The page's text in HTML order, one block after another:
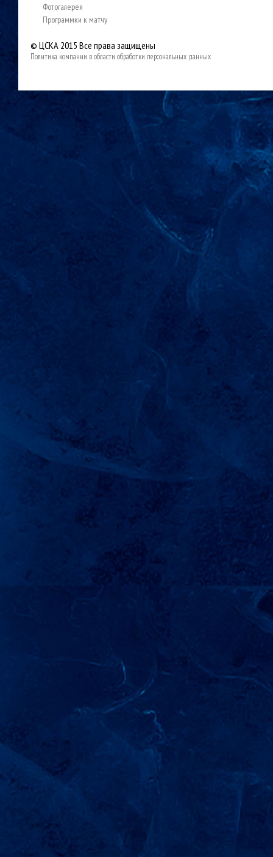
Фотогалерея
Программки к матчу
© ЦСКА 2015 Все права защищены
Политика компании в области обработки персональных данных